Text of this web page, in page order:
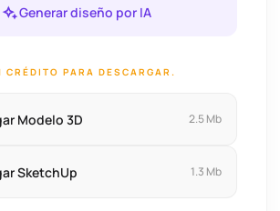
Generar diseño por IA
CRÉDITO PARA DESCARGAR.
Modelo 3D 2.5 Mb
SketchUp 1.3 Mb